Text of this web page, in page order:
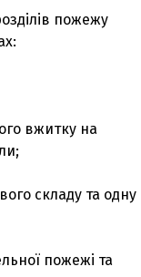
пожежу
вжитку на
складу та одну
пожежі та